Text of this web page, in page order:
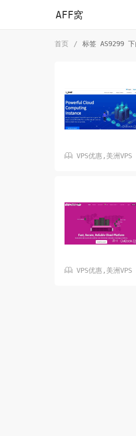
AFF窝
首页 / 标签 AS9299 下
 VPS优惠, 美洲VPS
 VPS优惠, 美洲VPS